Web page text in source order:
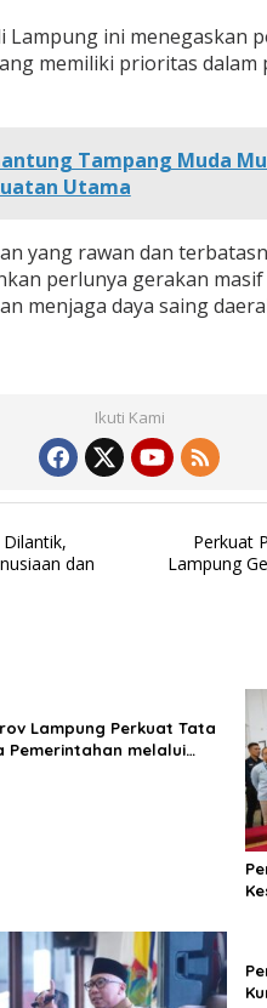
Lampung ini menegaskan
memiliki prioritas
Tampang Muda
Utama
yang rawan dan
perlunya gerakan
menjaga daya saing
Ikuti Kami
dan
Perkuat
Lampung
Lampung Perkuat Tata
Pemerintahan melalui